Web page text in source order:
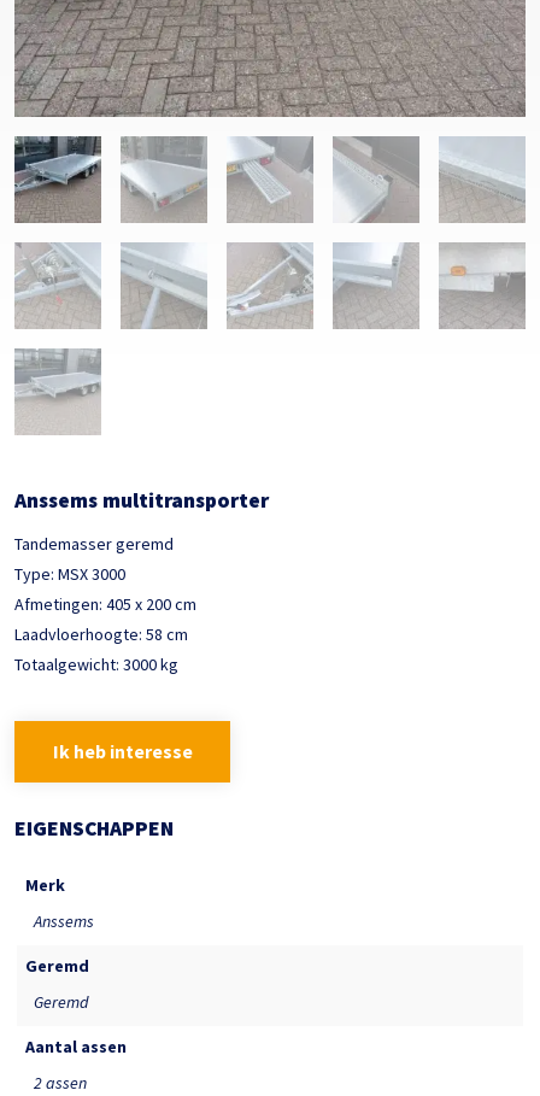
Anssems multitransporter
Tandemasser geremd
Type: MSX 3000
Afmetingen: 405 x 200 cm
Laadvloerhoogte: 58 cm
Totaalgewicht: 3000 kg
Ik heb interesse
EIGENSCHAPPEN
Merk
Anssems
Geremd
Geremd
Aantal assen
2 assen